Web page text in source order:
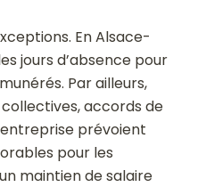
En Alsace-
jours d’absence pour
Par ailleurs,
accords de
prévoient
pour les
maintien de salaire